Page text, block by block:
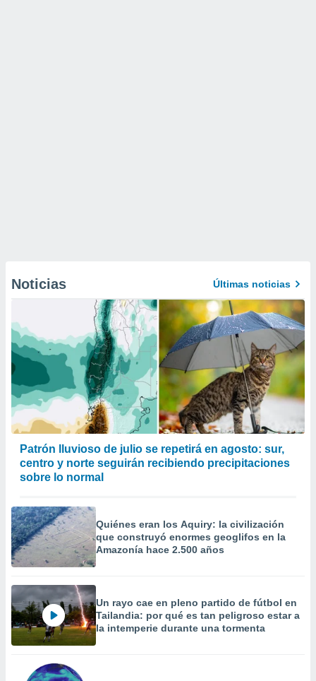
Noticias Últimas noticias
Patrón lluvioso de julio se repetirá en agosto: sur,
centro y norte seguirán recibiendo precipitaciones
sobre lo normal
Quiénes eran los Aquiry: la civilización
que construyó enormes geoglifos en la
Amazonía hace 2.500 años
Un rayo cae en pleno partido de fútbol en
Tailandia: por qué es tan peligroso estar a
la intemperie durante una tormenta